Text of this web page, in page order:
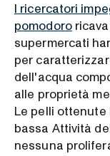
I ricercatori
pomodoro
supermercati
per
dell'acqua
alle proprietà
Le pelli
bassa Attività
nessuna